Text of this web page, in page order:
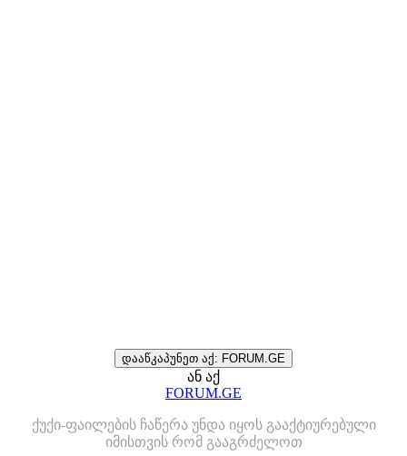
დააწკაპუნეთ აქ: FORUM.GE
ან აქ
FORUM.GE
ქუქი-ფაილების ჩაწერა უნდა იყოს გააქტიურებული
იმისთვის რომ გააგრძელოთ